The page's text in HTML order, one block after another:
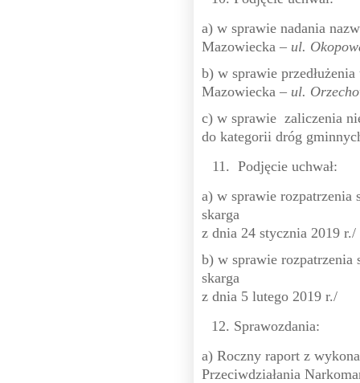
a) w sprawie nadania
Mazowiecka – ul.
b) w sprawie
Mazowiecka – ul.
c) w sprawie zaliczenia
do kategorii dróg
Podjęcie uchwał:
a) w sprawie rozpatrzenia
skarga
z dnia 24 stycznia 2019 r./
b) w sprawie rozpatrzenia
skarga
z dnia 5 lutego 2019 r./
Sprawozdania:
a) Roczny raport z
Przeciwdziałania